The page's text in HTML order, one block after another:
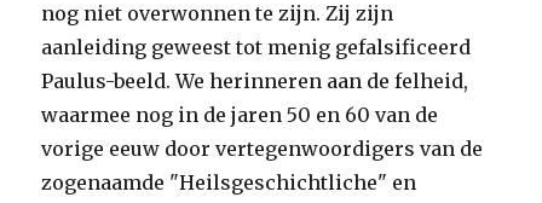
nog niet overwonnen te zijn. Zij zijn
aanleiding geweest tot menig gefalsificeerd
Paulus-beeld. We herinneren aan de felheid,
waarmee nog in de jaren 50 en 60 van de
vorige eeuw door vertegenwoordigers van de
zogenaamde "Heilsgeschichtliche" en